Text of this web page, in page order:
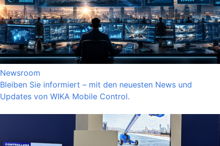
Newsroom
Bleiben Sie informiert – mit den neuesten News und
Updates von WIKA Mobile Control.